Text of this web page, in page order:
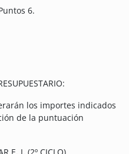
6.
los importes indicados
de la puntuación